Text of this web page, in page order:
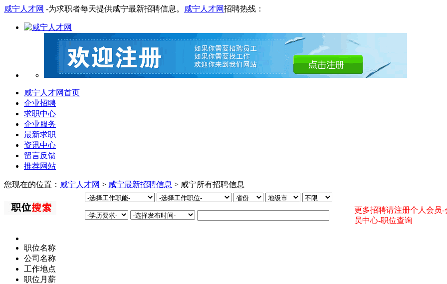
咸宁人才网 -为求职者每天提供咸宁最新招聘信息。 咸宁人才网招聘热线：
咸宁人才网首页
企业招聘
求职中心
企业服务
最新求职
资讯中心
留言反馈
推荐网站
您现在的位置： 咸宁人才网 > 咸宁最新招聘信息 > 咸宁所有招聘信息
更多招聘请注册个人会员-
员中心-职位查询
职位名称
公司名称
工作地点
职位月薪